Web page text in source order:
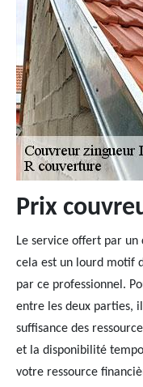
Prix
Le service offert par
cela est un lourd motif
par ce professionnel.
entre les deux parties,
suffisance des
et la disponibilité
votre ressource